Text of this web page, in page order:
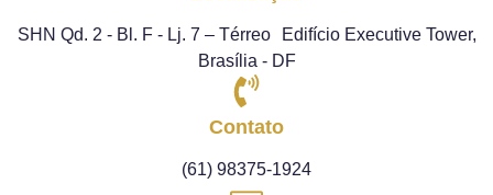
SHN Qd. 2 - Bl. F - Lj. 7 – Térreo Edifício Executive Tower,
Brasília - DF
Contato
(61) 98375-1924